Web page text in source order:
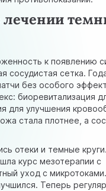
к появлению
сосудистая сетка.
без особого
биоревитализация
для улучшения
стала плотнее, а
отеки и темные
курс мезотерапии с
уход с
Теперь